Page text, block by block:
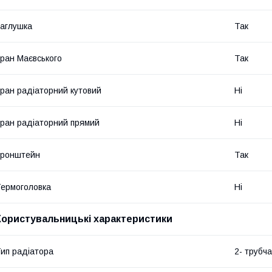
Так
Маєвського Так
радіаторний кутовий Ні
радіаторний прямий Ні
Так
Ні
характеристики
радіатора 2-